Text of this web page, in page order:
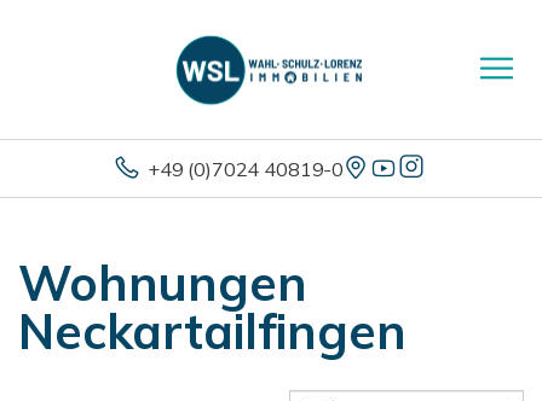
+49 (0)7024 40819-0
Wohnungen
Neckartailfingen